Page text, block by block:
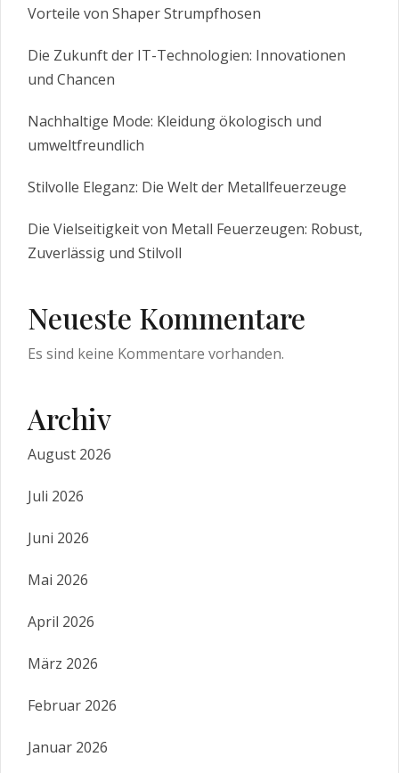
Vorteile von Shaper Strumpfhosen
Die Zukunft der IT-Technologien: Innovationen
und Chancen
Nachhaltige Mode: Kleidung ökologisch und
umweltfreundlich
Stilvolle Eleganz: Die Welt der Metallfeuerzeuge
Die Vielseitigkeit von Metall Feuerzeugen: Robust,
Zuverlässig und Stilvoll
Neueste Kommentare
Es sind keine Kommentare vorhanden.
Archiv
August 2026
Juli 2026
Juni 2026
Mai 2026
April 2026
März 2026
Februar 2026
Januar 2026